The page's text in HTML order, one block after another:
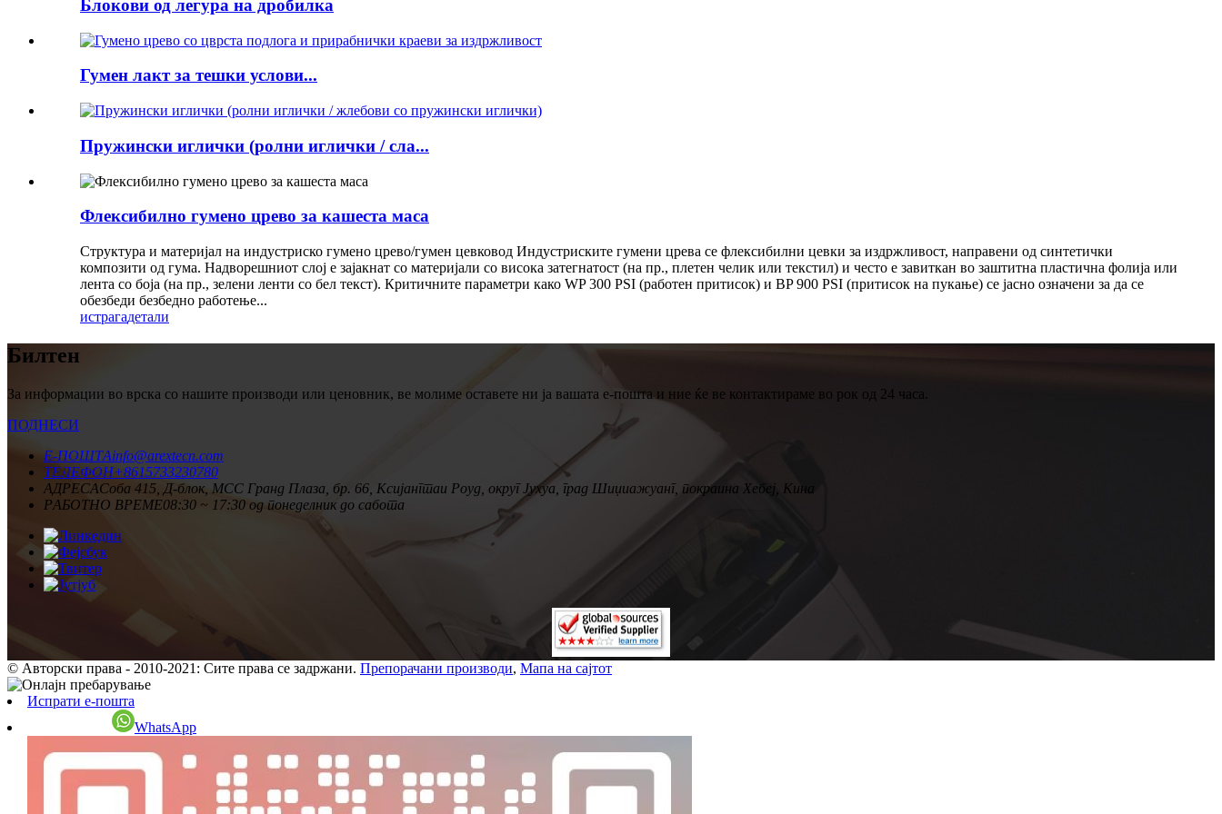
Блокови од легура на дробилка
Гумен лакт за тешки услови...
Пружински иглички (ролни иглички / сла...
Флексибилно гумено црево за кашеста маса
Структура и материјал на индустриско гумено црево/гумен цевковод Индустриските гумени црева се флексибилни цевки за издржливост, направени од синтетички
композити од гума. Надворешниот слој е зајакнат со материјали со висока затегнатост (на пр., плетен челик или текстил) и често е завиткан во заштитна пластична фолија или
лента со боја (на пр., зелени ленти со бел текст). Критичните параметри како ​WP 300 PSI​ (работен притисок) и ​BP 900 PSI​ (притисок на пукање) се јасно означени за да се
обезбеди безбедно работење...
истрагадетали
Билтен
За информации во врска со нашите производи или ценовник, ве молиме оставете ни ја вашата е-пошта и ние ќе ве контактираме во рок од 24 часа.
ПОДНЕСИ
Е-ПОШТАinfo@arextecn.com
ТЕЛЕФОН+8615733230780
АДРЕСАСоба 415, Д-блок, MCC Гранд Плаза, бр. 66, Ксијангтаи Роуд, округ Јухуа, град Шиџиажуанг, покраина Хебеј, Кина
РАБОТНО ВРЕМЕ08:30 ~ 17:30 од понеделник до сабота
© Авторски права - 2010-2021: Сите права се задржани. Препорачани производи, Мапа на сајтот
Испрати е-пошта
WhatsApp